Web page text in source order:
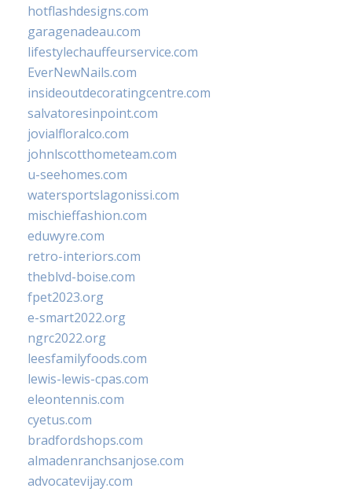
hotflashdesigns.com
garagenadeau.com
lifestylechauffeurservice.com
EverNewNails.com
insideoutdecoratingcentre.com
salvatoresinpoint.com
jovialfloralco.com
johnlscotthometeam.com
u-seehomes.com
watersportslagonissi.com
mischieffashion.com
eduwyre.com
retro-interiors.com
theblvd-boise.com
fpet2023.org
e-smart2022.org
ngrc2022.org
leesfamilyfoods.com
lewis-lewis-cpas.com
eleontennis.com
cyetus.com
bradfordshops.com
almadenranchsanjose.com
advocatevijay.com